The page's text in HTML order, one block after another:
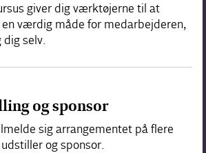
giver dig værktøjerne til at
værdig måde for medarbejderen,
dig selv.
og sponsor
sig arrangementet på flere
og sponsor.